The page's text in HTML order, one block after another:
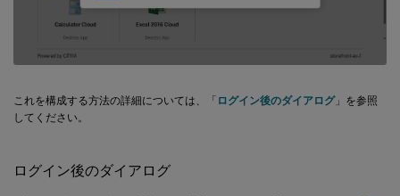
これを構成する方法の詳細については、「 ログイン後のダイアログ」を参照
してください。
ログイン後のダイアログ